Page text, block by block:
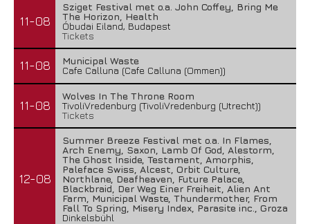
11-08
Sziget Festival met o.a. John Coffey, Bring Me
The Horizon, Health
Óbudai Eiland, Budapest
Tickets
11-08
Municipal Waste
Cafe Calluna (Cafe Calluna (Ommen))
11-08
Wolves In The Throne Room
TivoliVredenburg (TivoliVredenburg (Utrecht))
Tickets
12-08
Summer Breeze Festival met o.a. In Flames,
Arch Enemy, Saxon, Lamb Of God, Alestorm,
The Ghost Inside, Testament, Amorphis,
Paleface Swiss, Alcest, Orbit Culture,
Northlane, Deafheaven, Future Palace,
Blackbraid, Der Weg Einer Freiheit, Alien Ant
Farm, Municipal Waste, Thundermother, From
Fall To Spring, Misery Index, Parasite inc., Groza
Dinkelsbühl